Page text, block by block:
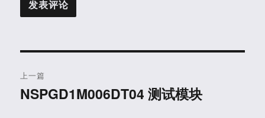
章
上一篇
上
NSPGD1M006DT04 测试模块